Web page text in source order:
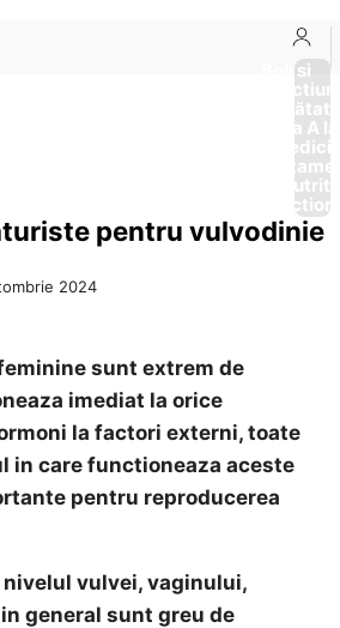
Boli si
Afectiuni
Sănătate
de la A
pentru vulvodinie
2024
sunt extrem de
imediat la orice
la factori externi, toate
in care functioneaza aceste
pentru reproducerea
vulvei, vaginului,
general sunt greu de